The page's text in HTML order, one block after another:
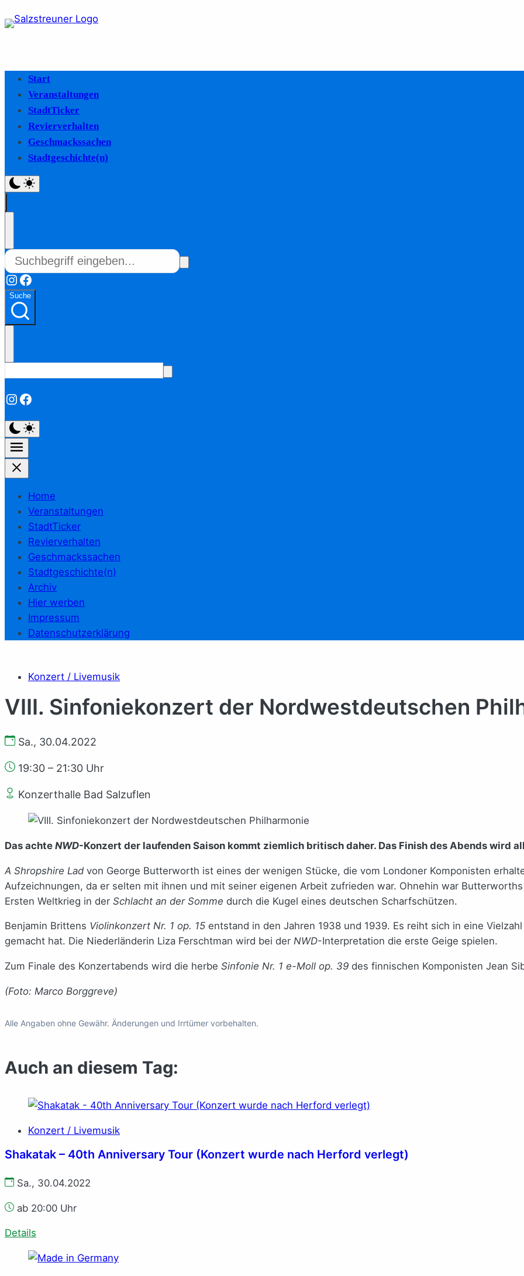
Start
Veranstaltungen
StadtTicker
Revierverhalten
Geschmackssachen
Stadtgeschichte(n)
Instagram
Facebook
Suche
Instagram
Facebook
Home
Veranstaltungen
StadtTicker
Revierverhalten
Geschmackssachen
Stadtgeschichte(n)
Archiv
Hier werben
Impressum
Datenschutzerklärung
Konzert / Livemusik
VIII. Sinfoniekonzert der Nordwestdeutschen
Sa., 30.04.2022
19:30 – 21:30 Uhr
Konzerthalle Bad Salzuflen
Das achte NWD-Konzert der laufenden Saison kommt ziemlich britisch daher. Das Finish des Abends wird
A Shropshire Lad von George Butterworth ist eines der wenigen Stücke, die vom Londoner Komponisten
Aufzeichnungen, da er selten mit ihnen und mit seiner eigenen Arbeit zufrieden war. Ohnehin war
Ersten Weltkrieg in der Schlacht an der Somme durch die Kugel eines deutschen Scharfschützen.
Benjamin Brittens Violinkonzert Nr. 1 op. 15 entstand in den Jahren 1938 und 1939. Es reiht sich in eine
gemacht hat. Die Niederländerin Liza Ferschtman wird bei der NWD-Interpretation die erste Geige spielen.
Zum Finale des Konzertabends wird die herbe Sinfonie Nr. 1 e-Moll op. 39 des finnischen Komponisten Jean
(Foto: Marco Borggreve)
Alle Angaben ohne Gewähr. Änderungen und Irrtümer vorbehalten.
Auch an diesem Tag:
Konzert / Livemusik
Shakatak – 40th Anniversary Tour (Konzert wurde nach Herford verlegt)
Sa., 30.04.2022
ab 20:00 Uhr
Details